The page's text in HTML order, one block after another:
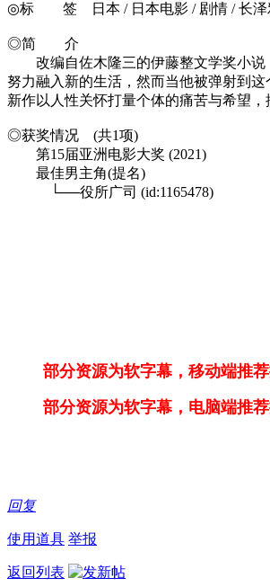
◎标 签 日本 / 日本电影 / 剧情 / 长泽雅
◎简 介
改编自佐木隆三的伊藤整文学奖小说
努力融入新的生活，然而当他被弹射到
新作以人性关怀打量个体的痛苦与希望
◎获奖情况 (共1项)
第15届亚洲电影大奖 (2021)
最佳男主角(提名)
└──役所广司 (id:1165478)
部分资源为软字幕，移动端推
部分资源为软字幕，电脑端推
回复
使用道具 举报
返回列表